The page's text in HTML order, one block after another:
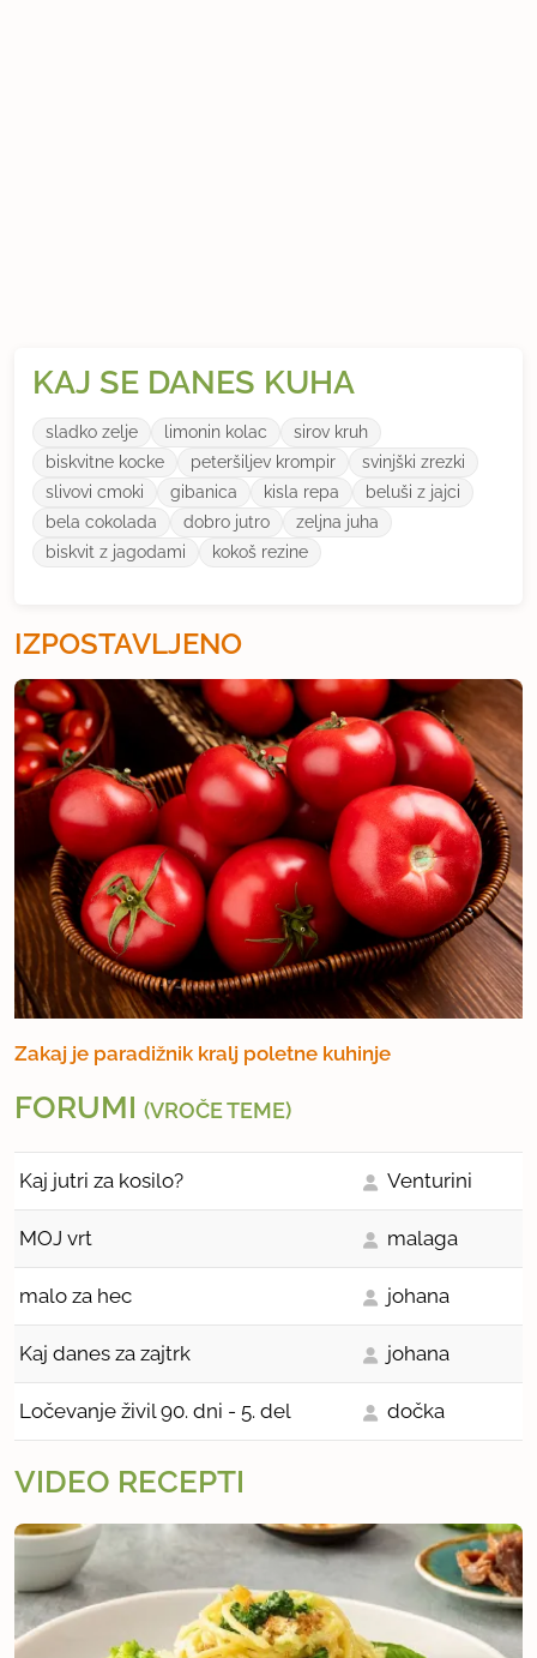
KAJ SE DANES KUHA
sladko zelje limonin kolac
sirov kruh
biskvitne kocke
peteršiljev krompir
svinjški zrezki
slivovi cmoki
gibanica kisla repa
beluši z jajci
bela cokolada
dobro jutro
zeljna juha
biskvit z jagodami
kokoš rezine
IZPOSTAVLJENO
Zakaj je paradižnik kralj poletne kuhinje
FORUMI (VROČE TEME)
Kaj jutri za kosilo? Venturini
MOJ vrt malaga
malo za hec johana
Kaj danes za zajtrk johana
Ločevanje živil 90. dni - 5. del dočka
VIDEO RECEPTI